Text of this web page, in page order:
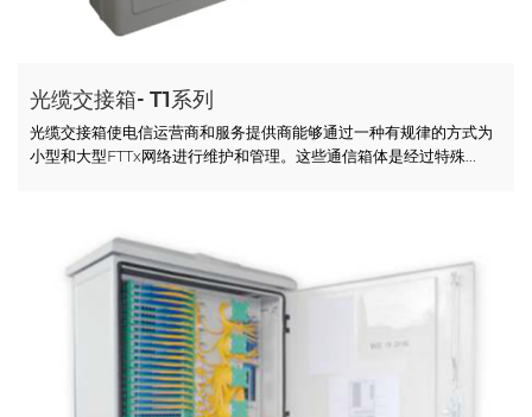
光缆交接箱- T1系列
光缆交接箱使电信运营商和服务提供商能够通过一种有规律的方式为
小型和大型FTTx网络进行维护和管理。这些通信箱体是经过特殊...